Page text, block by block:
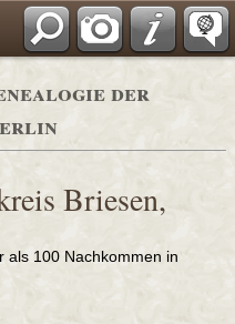
Adressbücher
der
Briesen,
100 Nachkommen in